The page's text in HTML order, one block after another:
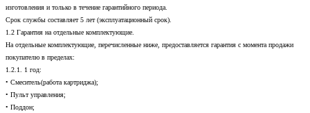
изготовления и только в течение гарантийного периода.
Срок службы составляет 5 лет (эксплуатационный срок).
1.2 Гарантия на отдельные комплектующие.
На отдельные комплектующие, перечисленные ниже, предоставляется гарантия с момента продажи
покупателю в пределах:
1.2.1. 1 год:
• Смеситель(работа картриджа);
• Пульт управления;
• Поддон;